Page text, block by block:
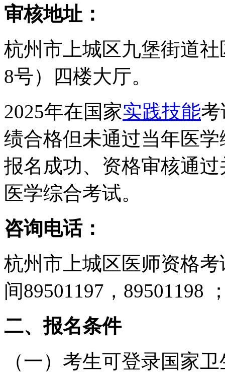
审核地址：
杭州市上城区九堡街道
8号）四楼大厅。
2025年在国家实践技能
绩合格但未通过当年医
报名成功、资格审核通
医学综合考试。
咨询电话：
杭州市上城区医师资格
间89501197，89501198
二、报名条件
（一）考生可登录国家